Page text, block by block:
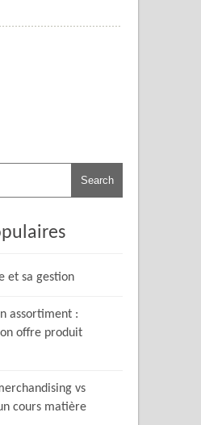
et sa gestion
assortiment :
offre produit
vs
cours matière